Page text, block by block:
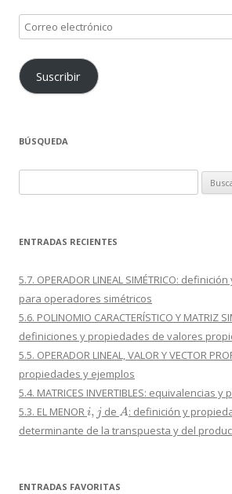
Correo
electrónico
Suscribir
BÚSQUEDA
ENTRADAS RECIENTES
5.7. OPERADOR LINEAL SIMÉTRICO:
para operadores simétricos
5.6. POLINOMIO CARACTERÍSTICO Y MATRIZ
definiciones y propiedades de valores
5.5. OPERADOR LINEAL, VALOR Y VECTOR
propiedades y ejemplos
5.4. MATRICES INVERTIBLES: equivalencias y
5.3. EL MENORi,j de A: definición y
determinante de la transpuesta y del
ENTRADAS FAVORITAS